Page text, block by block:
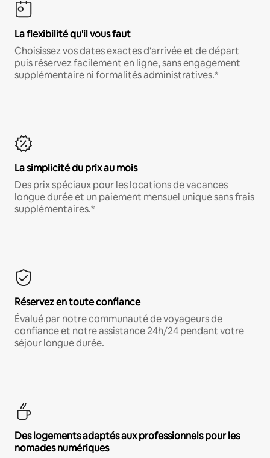
La flexibilité qu'il vous faut
Choisissez vos dates exactes d'arrivée et de départ
puis réservez facilement en ligne, sans engagement
supplémentaire ni formalités administratives.*
La simplicité du prix au mois
Des prix spéciaux pour les locations de vacances
longue durée et un paiement mensuel unique sans frais
supplémentaires.*
Réservez en toute confiance
Évalué par notre communauté de voyageurs de
confiance et notre assistance 24h/24 pendant votre
séjour longue durée.
Des logements adaptés aux professionnels pour les
nomades numériques